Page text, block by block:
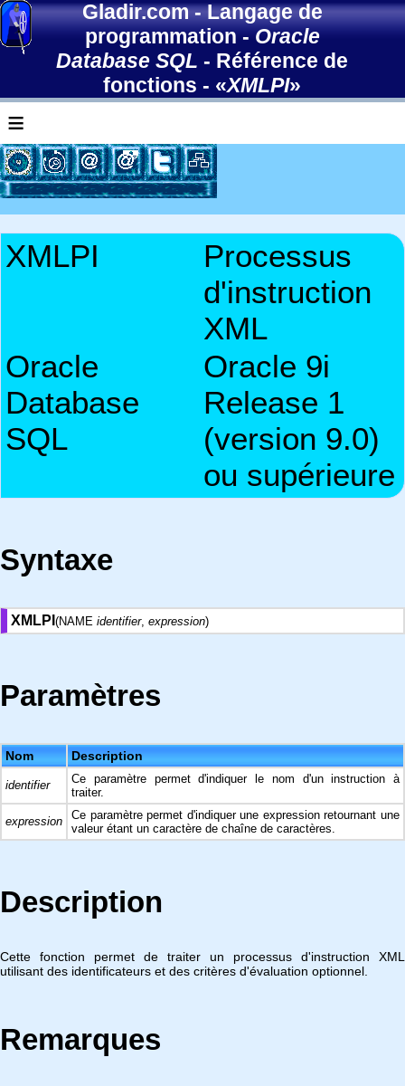
Gladir.com-Langage de
programmation-Oracle
Database SQL - Référence de
fonctions - «XMLPI»
≡
XMLPI
Processus
d'instruction
XML
Oracle
Database
SQL
Oracle 9i
Release 1
(version 9.0)
ou supérieure
Syntaxe
XMLPI (NAME identifier, expression)
Paramètres
Nom Description
identifier
Ce paramètre permet d'indiquer le nom d'un instruction à
traiter.
expression
Ce paramètre permet d'indiquer une expression retournant une
valeur étant un caractère de chaîne de caractères.
Description
Cette fonction permet de traiter un processus d'instruction XML
utilisant des identificateurs et des critères d'évaluation optionnel.
Remarques